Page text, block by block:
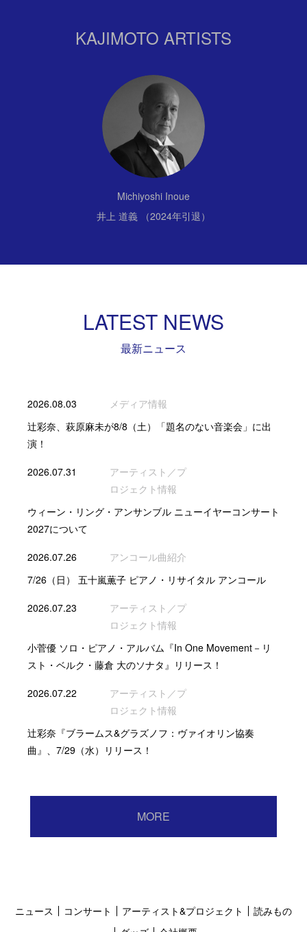
KAJIMOTO ARTISTS
Michiyoshi Inoue
井上 道義 （2024年引退）
LATEST NEWS
最新ニュース
2026.08.03
メディア情報
辻彩奈、萩原麻未が8/8（土）「題名のない音楽会」に出
演！
2026.07.31
アーティスト／プ
ロジェクト情報
ウィーン・リング・アンサンブル ニューイヤーコンサート
2027について
2026.07.26
アンコール曲紹介
7/26（日） 五十嵐薫子 ピアノ・リサイタル アンコール
2026.07.23
アーティスト／プ
ロジェクト情報
小菅優 ソロ・ピアノ・アルバム『In One Movement－リ
スト・ベルク・藤倉 大のソナタ』リリース！
2026.07.22
アーティスト／プ
ロジェクト情報
辻彩奈『ブラームス&グラズノフ：ヴァイオリン協奏
曲』、7/29（水）リリース！
MORE
ニュース コンサート アーティスト&プロジェクト
読みもの